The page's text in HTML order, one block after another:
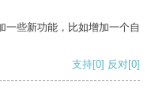
一些新功能，比如增加一个自
支持[0] 反对[0]